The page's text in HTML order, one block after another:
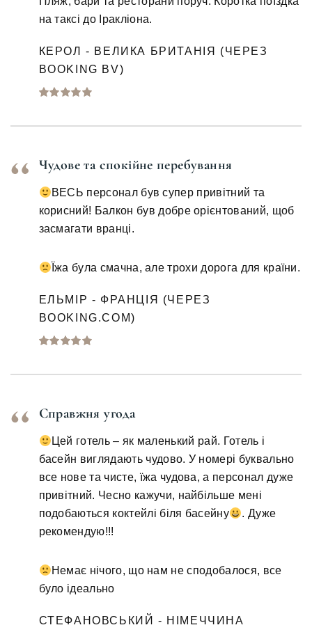
на таксі до Іракліона.
КЕРОЛ - ВЕЛИКА БРИТАНІЯ (ЧЕРЕЗ
BOOKING BV)
Чудове та спокійне перебування
ВЕСЬ персонал був супер привітний та
корисний! Балкон був добре орієнтований, щоб
засмагати вранці.
Їжа була смачна, але трохи дорога для країни.
ЕЛЬМІР - ФРАНЦІЯ (ЧЕРЕЗ
BOOKING.COM)
Справжня угода
Цей готель – як маленький рай. Готель і
басейн виглядають чудово. У номері буквально
все нове та чисте, їжа чудова, а персонал дуже
привітний. Чесно кажучи, найбільше мені
подобаються коктейлі біля басейну
. Дуже
рекомендую!!!
Немає нічого, що нам не сподобалося, все
було ідеально
СТЕФАНОВСЬКИЙ - НІМЕЧЧИНА